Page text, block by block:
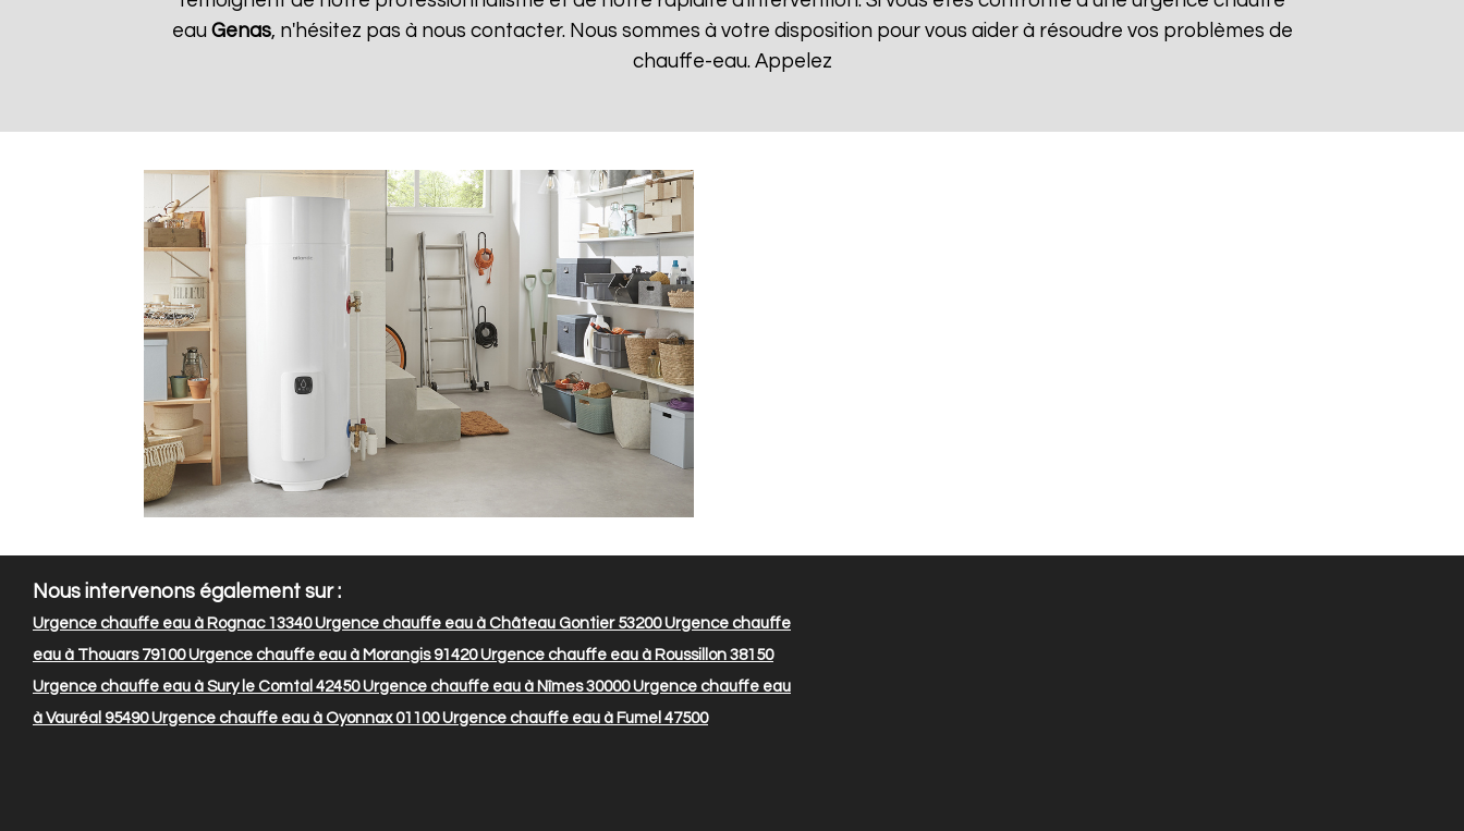
eau Genas, n'hésitez pas à nous contacter. Nous sommes à votre disposition pour vous aider à résoudre vos problèmes de
chauffe-eau. Appelez
Nous intervenons également sur :
Urgence chauffe eau à Rognac 13340Urgence chauffe eau à Château Gontier 53200Urgence chauffe
eau à Thouars 79100Urgence chauffe eau à Morangis 91420Urgence chauffe eau à Roussillon 38150
Urgence chauffe eau à Sury le Comtal 42450Urgence chauffe eau à Nîmes 30000Urgence chauffe eau
à Vauréal 95490Urgence chauffe eau à Oyonnax 01100Urgence chauffe eau à Fumel 47500